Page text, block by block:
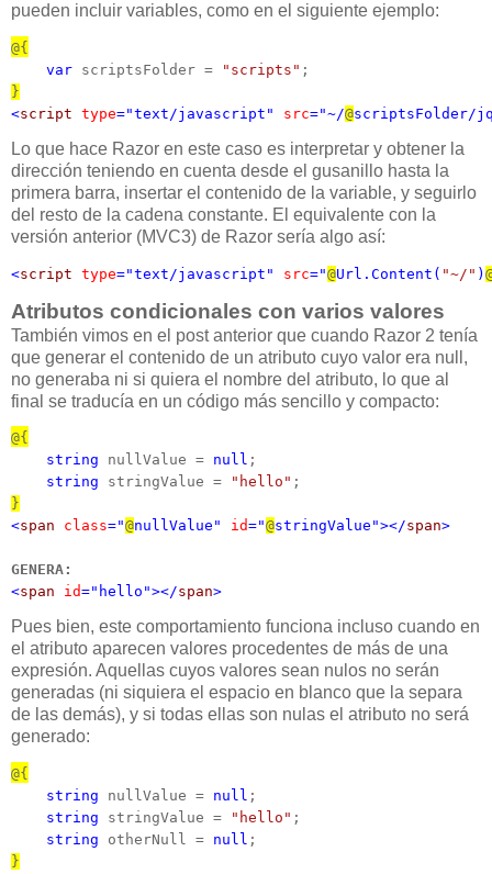
pueden incluir variables, como en el siguiente ejemplo:
@{
var scriptsFolder = "scripts"
}
<script type="text/javascript" src="~/@scriptsFolder/
Lo que hace Razor en este caso es interpretar y obtener la
dirección teniendo en cuenta desde el gusanillo hasta la
primera barra, insertar el contenido de la variable, y seguirlo
del resto de la cadena constante. El equivalente con la
versión anterior (MVC3) de Razor sería algo así:
<script type="text/javascript" src="@Url.Content( "~/" )
Atributos condicionales con varios valores
También vimos en el post anterior que cuando Razor 2 tenía
que generar el contenido de un atributo cuyo valor era null,
no generaba ni si quiera el nombre del atributo, lo que al
final se traducía en un código más sencillo y compacto:
@{
string nullValue = null ;
string stringValue = "hello"
}
<span class="@nullValue" id="@stringValue"></span>
GENERA:
<span id="hello"></span>
Pues bien, este comportamiento funciona incluso cuando en
el atributo aparecen valores procedentes de más de una
expresión. Aquellas cuyos valores sean nulos no serán
generadas (ni siquiera el espacio en blanco que la separa
de las demás), y si todas ellas son nulas el atributo no será
generado:
@{
string nullValue = null ;
string stringValue = "hello" ;
string otherNull = null
}